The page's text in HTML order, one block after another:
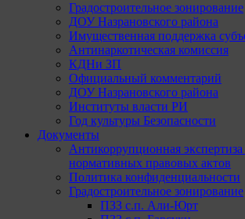
Градостроительное зонирование
ДОУ Назрановского района
Имущественная поддержка
Антинаркотическая комиссия
КДНи ЗП
Официальный комментарий
ДОУ Назрановского района
Институты власти РИ
Год культуры Безопасности
Документы
Антикоррупционная экспертиза
нормативных правовых актов
Политика конфиденциальности
Градостроительное зонирование
ПЗЗ с.п. Али-Юрт